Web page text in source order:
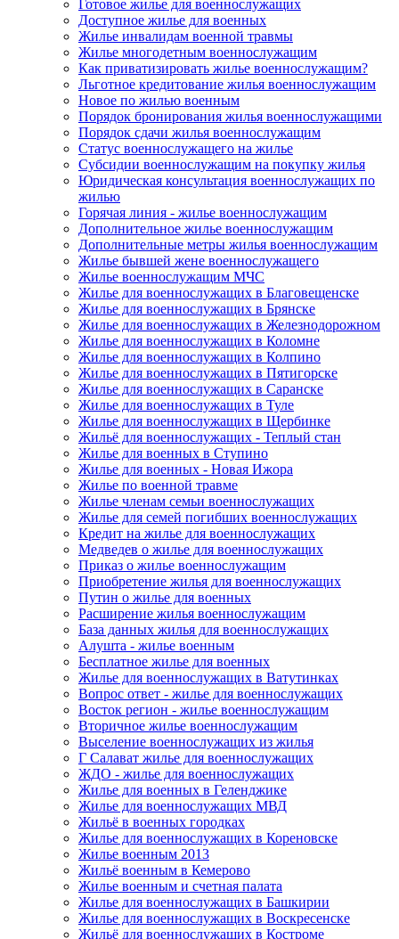
Готовое жилье для военнослужащих
Доступное жилье для военных
Жилье инвалидам военной травмы
Жилье многодетным военнослужащим
Как приватизировать жилье военнослужащим?
Льготное кредитование жилья военнослужащим
Новое по жилью военным
Порядок бронирования жилья военнослужащими
Порядок сдачи жилья военнослужащим
Статус военнослужащего на жилье
Субсидии военнослужащим на покупку жилья
Юридическая консультация военнослужащих по
жилью
Горячая линия - жилье военнослужащим
Дополнительное жилье военнослужащим
Дополнительные метры жилья военнослужащим
Жилье бывшей жене военнослужащего
Жилье военнослужащим МЧС
Жилье для военнослужащих в Благовещенске
Жилье для военнослужащих в Брянске
Жилье для военнослужащих в Железнодорожном
Жилье для военнослужащих в Коломне
Жилье для военнослужащих в Колпино
Жилье для военнослужащих в Пятигорске
Жилье для военнослужащих в Саранске
Жилье для военнослужащих в Туле
Жилье для военнослужащих в Щербинке
Жильё для военнослужащих - Теплый стан
Жилье для военных в Ступино
Жилье для военных - Новая Ижора
Жилье по военной травме
Жилье членам семьи военнослужащих
Жилье для семей погибших военнослужащих
Кредит на жилье для военнослужащих
Медведев о жилье для военнослужащих
Приказ о жилье военнослужащим
Приобретение жилья для военнослужащих
Путин о жилье для военных
Расширение жилья военнослужащим
База данных жилья для военнослужащих
Алушта - жилье военным
Бесплатное жилье для военных
Жилье для военнослужащих в Ватутинках
Вопрос ответ - жилье для военнослужащих
Восток регион - жилье военнослужащим
Вторичное жилье военнослужащим
Выселение военнослужащих из жилья
Г Салават жилье для военнослужащих
ЖДО - жилье для военнослужащих
Жилье для военных в Геленджике
Жилье для военнослужащих МВД
Жильё в военных городках
Жилье для военнослужащих в Кореновске
Жилье военным 2013
Жильё военным в Кемерово
Жилье военным и счетная палата
Жилье для военнослужащих в Башкирии
Жилье для военнослужащих в Воскресенске
Жильё для военнослужащих в Костроме